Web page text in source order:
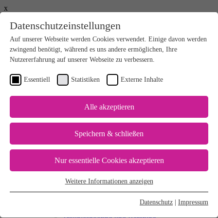
x
Willkommen| Logout
Global - English
North America
Kataloge
Kontakt
Faserstoffeinsatz optimieren
Dampfverbrauch reduzieren
Chemikalienverbrauch reduzieren
Stromverbrauch reduzieren
Sieb- und Filzstandzeiten verlängern
Produkte & Lösungen+
Datenschutzeinstellungen
Auf unserer Webseite werden Cookies verwendet. Einige davon werden
zwingend benötigt, während es uns andere ermöglichen, Ihre
Nutzererfahrung auf unserer Webseite zu verbessern.
Essentiell Statistiken Externe Inhalte
Alle akzeptieren
Speichern & schließen
Nur essentielle Cookies akzeptieren
Essentielle Cookies werden für grundlegende Funktionen der
Weitere Informationen anzeigen
Datenschutz Impressum